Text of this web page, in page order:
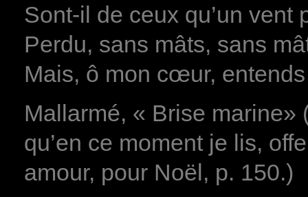
Sont-il de ceux qu’un vent
Perdu, sans mâts, sans
Mais, ô mon cœur,
Mallarmé, « Brise marine»
qu’en ce moment je lis,
amour, pour Noël, p. 150.)